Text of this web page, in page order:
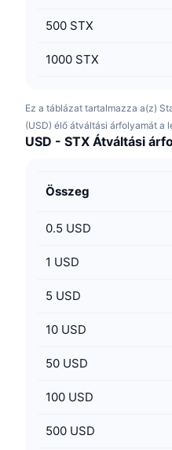
500 STX
1000 STX
Ez a táblázat tartalmazza a(z)
(USD) élő átváltási árfolyamát a
USD - STX Átváltási
Összeg
0.5 USD
1 USD
5 USD
10 USD
50 USD
100 USD
500 USD